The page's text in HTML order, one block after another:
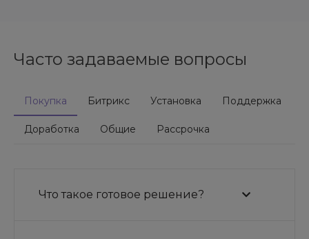
Часто задаваемые вопросы
Покупка Битрикс Установка Поддержка
Доработка Общие Рассрочка
Что такое готовое решение?